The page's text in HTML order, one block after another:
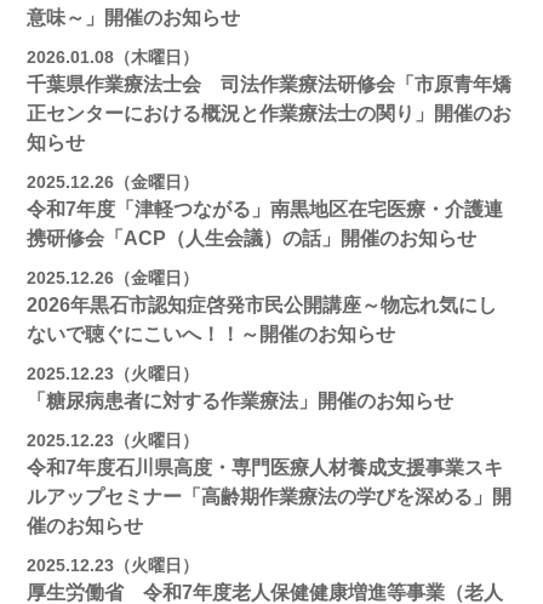
意味～」開催のお知らせ
2026.01.08（木曜日）
千葉県作業療法士会 司法作業療法研修会「市原青年矯
正センターにおける概況と作業療法士の関り」開催のお
知らせ
2025.12.26（金曜日）
令和7年度「津軽つながる」南黒地区在宅医療・介護連
携研修会「ACP（人生会議）の話」開催のお知らせ
2025.12.26（金曜日）
2026年黒石市認知症啓発市民公開講座～物忘れ気にし
ないで聴ぐにこいへ！！～開催のお知らせ
2025.12.23（火曜日）
「糖尿病患者に対する作業療法」開催のお知らせ
2025.12.23（火曜日）
令和7年度石川県高度・専門医療人材養成支援事業スキ
ルアップセミナー「高齢期作業療法の学びを深める」開
催のお知らせ
2025.12.23（火曜日）
厚生労働省 令和7年度老人保健健康増進等事業（老人